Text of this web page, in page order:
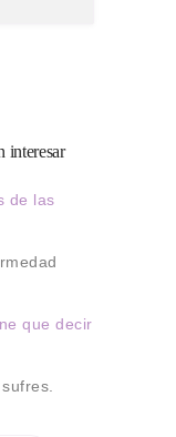
interesar
de las
que decir